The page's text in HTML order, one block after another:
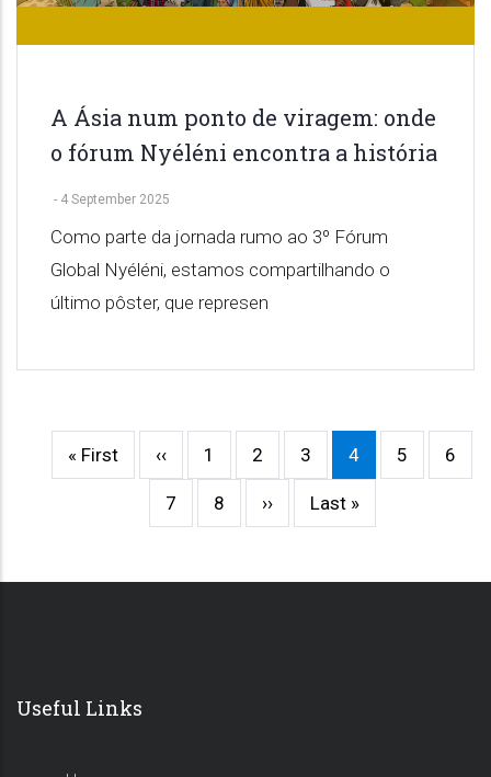
A Ásia num ponto de viragem: onde
o fórum Nyéléni encontra a história
- 4 September 2025
Como parte da jornada rumo ao 3º Fórum
Global Nyéléni, estamos compartilhando o
último pôster, que represen
Paginação
Primeira
« First
Página
‹‹ Página
1 Página
2 Página
3
Página
4 Página
5 6
Página
7 Página
8
Próxima
››
Última
Last »
Useful Links